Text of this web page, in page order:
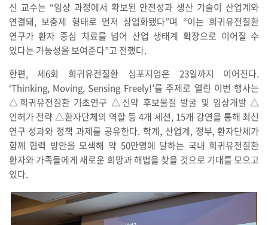
신 교수는 “임상 과정에서 확보된 안전성과 생산 기술이 산업계와
연결돼, 보충제 형태로 먼저 상업화됐다”며 “이는 희귀유전질환
연구가 환자 중심 치료를 넘어 산업 생태계 확장으로 이어질 수
있다는 가능성을 보여준다”고 전했다.
한편, 제6회 희귀유전질환 심포지엄은 23일까지 이어진다.
‘Thinking, Moving, Sensing Freely!’를 주제로 열린 이번 행사는
△희귀유전질환 기초연구 △신약 후보물질 발굴 및 임상개발 △
인허가 전략 △환자단체의 역할 등 4개 세션, 15개 강연을 통해 최신
연구 성과와 정책 과제를 공유한다. 학계, 산업계, 정부, 환자단체가
함께 협력 방안을 모색해 약 50만명에 달하는 국내 희귀유전질환
환자와 가족들에게 새로운 희망과 해법을 찾을 것으로 기대를 모으고
있다.